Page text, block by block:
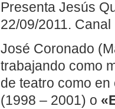
Presenta Jesús
22/09/2011.
José Coronado
trabajando como
de teatro como
(1998 – 2001) o